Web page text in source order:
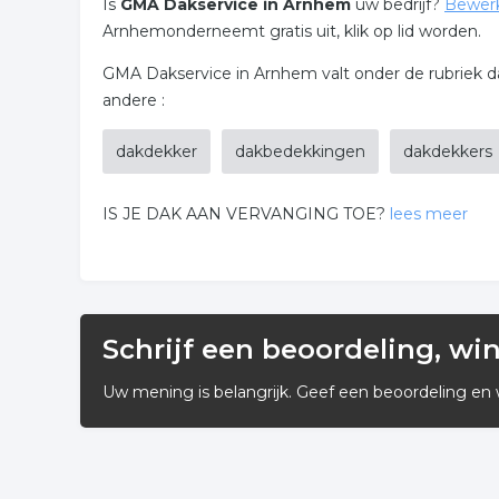
Is GMA Dakservice in Arnhem uw bedrijf?
Arnhemonderneemt gratis uit, klik op lid worden.
GMA Dakservice in Arnhem valt onder de rubriek
andere :
dakdekker dakbedekkingen dakdekkers
IS JE DAK AAN VERVANGING TOE? lees meer
GMA Dakservice is gespecialiseerd in het
diensten tegen een betaalbare prijs. Kwaliteit staat
Onze dakdekkers verhelpen lekkages snel en
Schrijf een beoordeling,
Uw mening is belangrijk. Geef een beoordeling en